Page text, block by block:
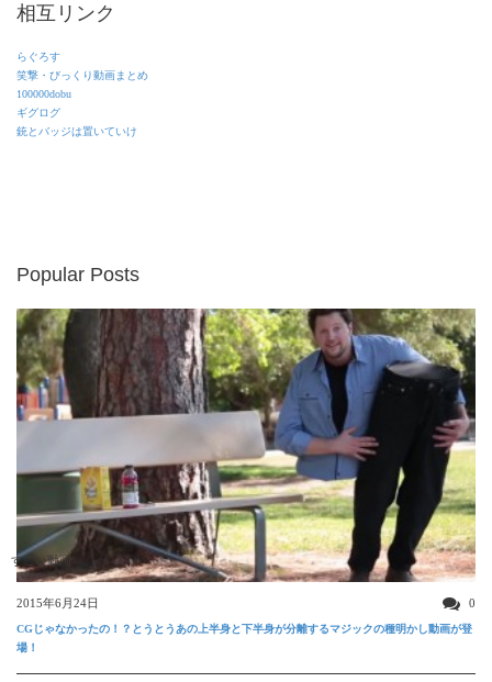
相互リンク
らぐろす
笑撃・びっくり動画まとめ
100000dobu
ギグログ
銃とバッジは置いていけ
Popular Posts
すごい動画
2015年6月24日 0
CGじゃなかったの！？とうとうあの上半身と下半身が分離するマジックの種明かし動画が登
場！